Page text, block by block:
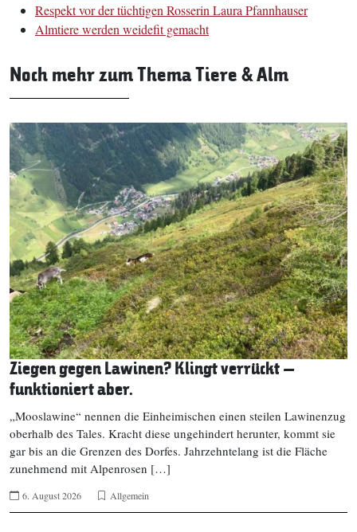
Respekt vor der tüchtigen Rosserin Laura Pfannhauser
Almtiere werden weidefit gemacht
Noch mehr zum Thema Tiere & Alm
Ziegen gegen Lawinen? Klingt verrückt –
funktioniert aber.
„Mooslawine“ nennen die Einheimischen einen steilen Lawinenzug
oberhalb des Tales. Kracht diese ungehindert herunter, kommt sie
gar bis an die Grenzen des Dorfes. Jahrzehntelang ist die Fläche
zunehmend mit Alpenrosen […]
6. August 2026 Allgemein